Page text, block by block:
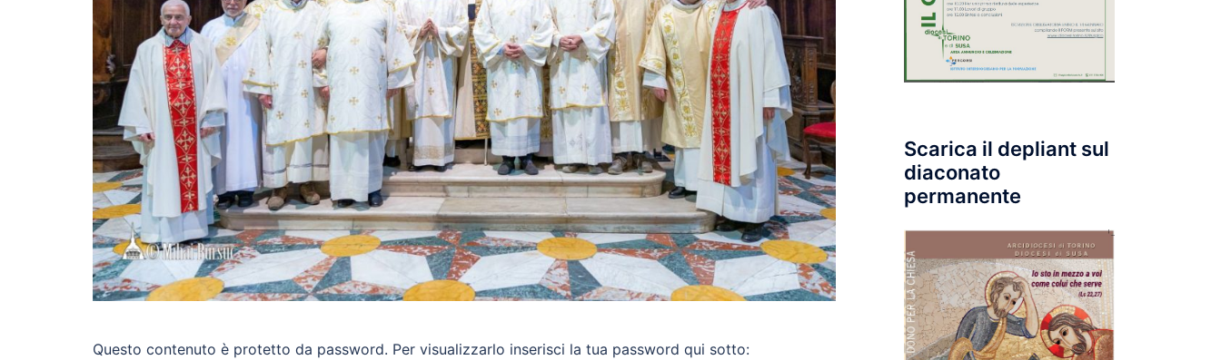
Questo contenuto è protetto da password. Per visualizzarlo inserisci la tua password qui sotto:
Scarica il depliant sul
diaconato
permanente